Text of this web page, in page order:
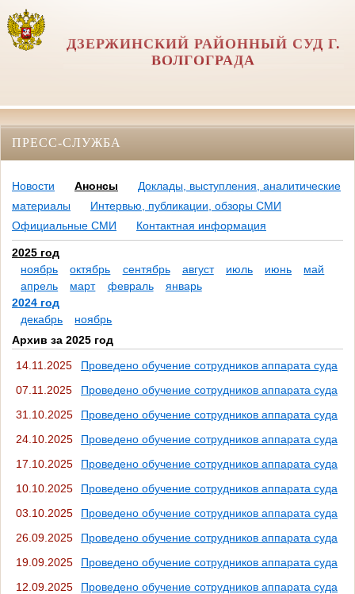
ДЗЕРЖИНСКИЙ РАЙОННЫЙ СУД Г.
ВОЛГОГРАДА
ПРЕСС-СЛУЖБА
Новости Анонсы
Доклады, выступления, аналитические
материалы
Интервью, публикации, обзоры СМИ
Официальные СМИ
Контактная информация
2025 год
ноябрь
октябрь сентябрь август июль июнь
май
апрель
март февраль
январь
2024 год
декабрь
ноябрь
Архив за 2025 год
14.11.2025
Проведено обучение сотрудников аппарата суда
07.11.2025
Проведено обучение сотрудников аппарата суда
31.10.2025
Проведено обучение сотрудников аппарата суда
24.10.2025
Проведено обучение сотрудников аппарата суда
17.10.2025
Проведено обучение сотрудников аппарата суда
10.10.2025
Проведено обучение сотрудников аппарата суда
03.10.2025
Проведено обучение сотрудников аппарата суда
26.09.2025
Проведено обучение сотрудников аппарата суда
19.09.2025
Проведено обучение сотрудников аппарата суда
12.09.2025
Проведено обучение сотрудников аппарата суда